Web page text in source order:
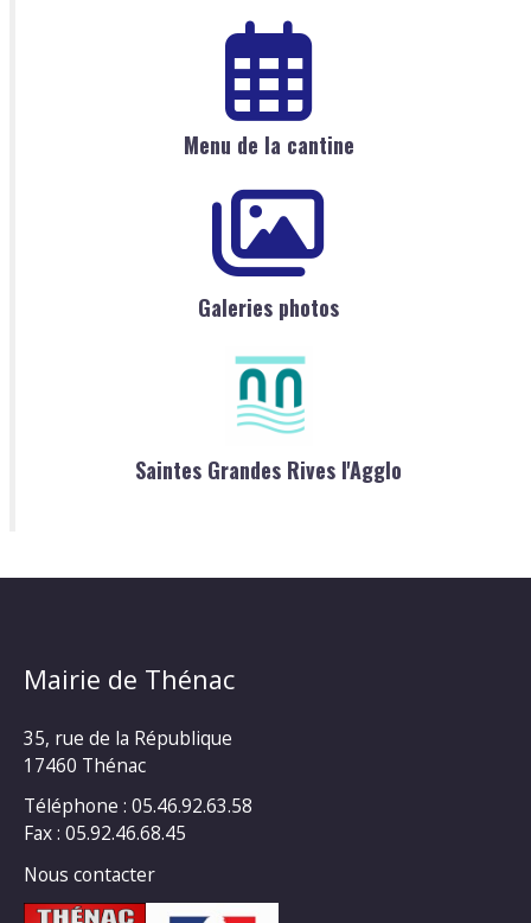
Menu de la cantine
Galeries photos
Saintes Grandes Rives l'Agglo
Mairie de Thénac
35, rue de la République
17460 Thénac
Téléphone : 05.46.92.63.58
Fax : 05.92.46.68.45
Nous contacter